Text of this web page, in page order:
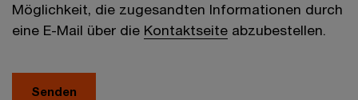
Möglichkeit, die zugesandten Informationen durch
eine E-Mail über die Kontaktseite abzubestellen.
Senden